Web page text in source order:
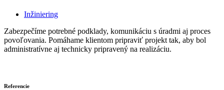
Inžiniering
Zabezpečíme potrebné podklady, komunikáciu s úradmi aj proces
povoľovania. Pomáhame klientom pripraviť projekt tak, aby bol
administratívne aj technicky pripravený na realizáciu.
Referencie